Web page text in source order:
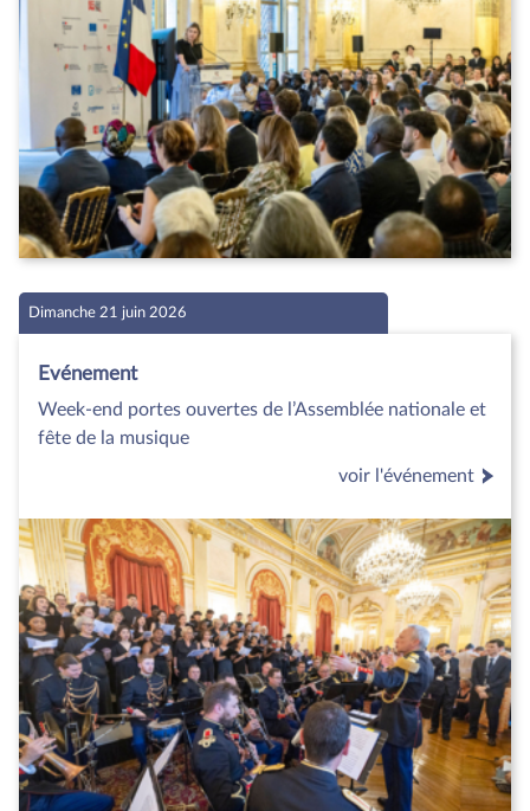
Dimanche 21 juin 2026
Evénement
Week-end portes ouvertes de l’Assemblée nationale et
fête de la musique
voir l'événement